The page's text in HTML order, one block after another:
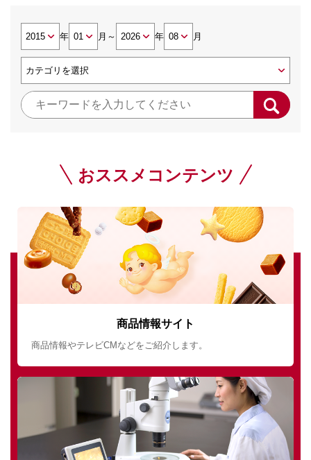
年 月 ～ 年 月
おススメコンテンツ
商品情報サイト
商品情報やテレビCMなどをご紹介します。